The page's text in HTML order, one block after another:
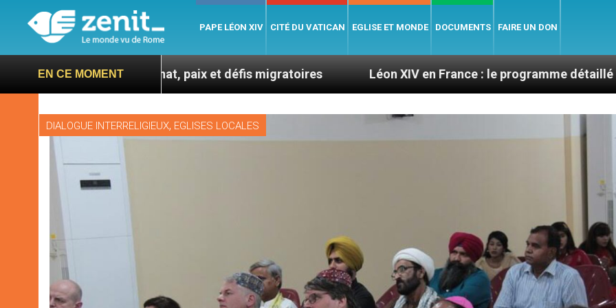
PAPE LÉON XIV CITÉ DU VATICAN EGLISE ET MONDE DOCUMENTS FAIRE UN DON
EN CE MOMENTpaix et défis migratoires Léon XIV en France : le programme détaillé de sa visite en
DIALOGUE INTERRELIGIEUX, EGLISES LOCALES